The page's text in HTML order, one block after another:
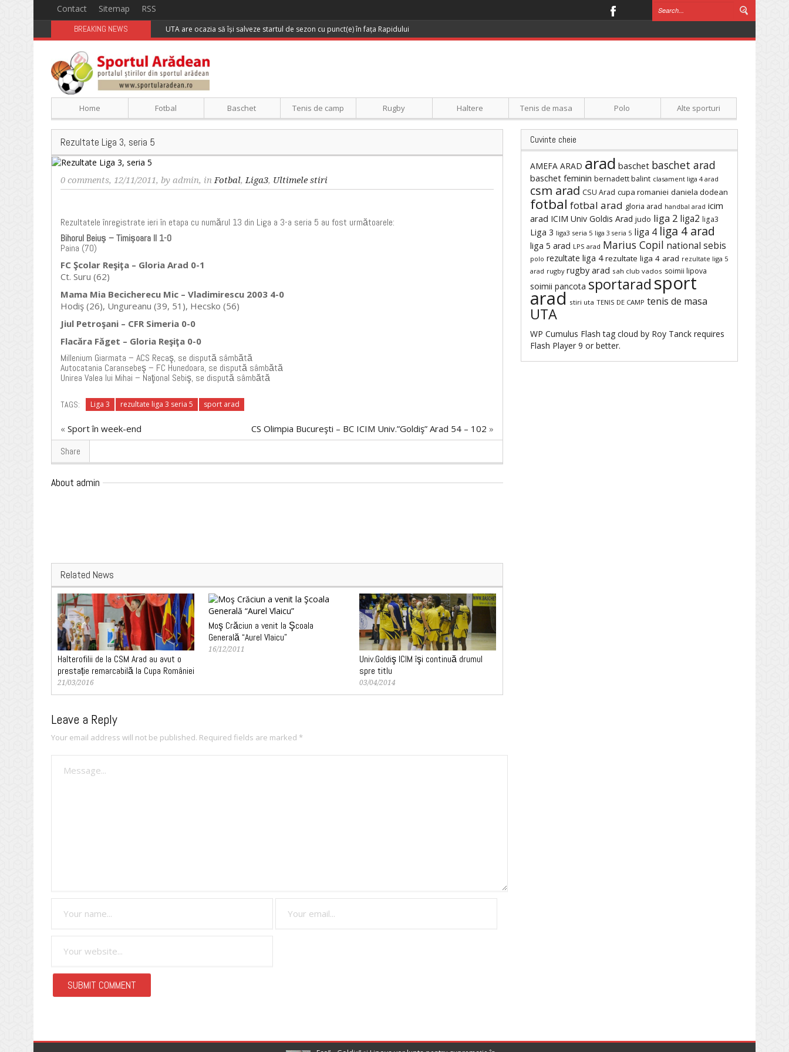
Contact Sitemap RSS
BREAKING NEWS UTA are ocazia să își salveze startul de sezon cu punct(e) în fața Rapidului
Home Fotbal Baschet Tenis de camp Rugby Haltere Tenis de masa Polo Alte sporturi
Rezultate Liga 3, seria 5
0 comments, 12/11/2011, by admin, inFotbal,Liga3, Ultimele stiri
Rezultatele înregistrate ieri în etapa cu numărul 13 din Liga a 3-a seria 5 au fost următoarele:
Bihorul Beiuş – Timişoara II 1-0
Paina (70)
FC Şcolar Reşiţa – Gloria Arad 0-1
Ct. Suru (62)
Mama Mia Becicherecu Mic – Vladimirescu 2003 4-0
Hodiş (26), Ungureanu (39, 51), Hecsko (56)
Jiul Petroşani – CFR Simeria 0-0
Flacăra Făget – Gloria Reşiţa 0-0
Millenium Giarmata – ACS Recaş, se dispută sâmbătă
Autocatania Caransebeş – FC Hunedoara, se dispută sâmbătă
Unirea Valea lui Mihai – Naţional Sebiş, se dispută sâmbătă
TAGS: Liga 3 rezultate liga 3 seria 5 sport arad
« Sport în week-end CS Olimpia Bucureşti – BC ICIM Univ.”Goldiş” Arad 54 – 102 »
Share
About admin
Related News
Halterofilii de la CSM Arad au avut o
prestație remarcabilă la Cupa României
21/03/2016
Moş Crăciun a venit la Şcoala
Generală “Aurel Vlaicu”
16/12/2011
Univ.Goldiş ICIM îşi continuă drumul
spre titlu
03/04/2014
Leave a Reply
Your email address will not be published. Required fields are marked *
Cuvinte cheie
AMEFA ARAD arad baschet baschet arad
baschet feminin bernadett balint clasament liga 4 arad
csm arad CSU Arad cupa romaniei daniela dodean
fotbal fotbal arad gloria arad handbal arad icim
arad ICIM Univ Goldis Arad judo liga 2 liga2 liga3
Liga 3 liga3 seria 5 liga 3 seria 5 liga 4 liga 4 arad
liga 5 arad LPS arad Marius Copil national sebis
polo rezultate liga 4 rezultate liga 4 arad rezultate liga 5
arad rugby rugby arad sah club vados soimii lipova
soimii pancota sportarad sport
arad stiri uta TENIS DE CAMP tenis de masa
UTA
WP Cumulus Flash tag cloud by Roy Tanck requires
Flash Player 9 or better.